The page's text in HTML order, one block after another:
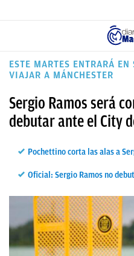
ÚLTIMAS
REAL
MADRID
BALONCESTO
CANTERA
FICHAJES
DIRECTO
FEMENINO
ESTE MARTES ENTRARÁ
VIAJAR A MÁNCHESTER
Sergio Ramos será
debutar ante el City
Pochettino corta las alas a
Oficial: Sergio Ramos no